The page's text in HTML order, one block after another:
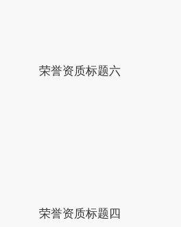
荣誉资质标题六
荣誉资质标题四